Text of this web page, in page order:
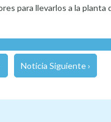
para llevarlos a la planta
Noticia Siguiente ›